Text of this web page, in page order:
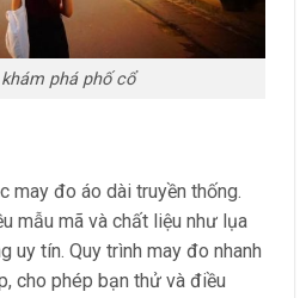
phá phố cổ
may đo áo dài truyền thống.
mẫu mã và chất liệu như lụa
uy tín. Quy trình may đo nhanh
cho phép bạn thử và điều